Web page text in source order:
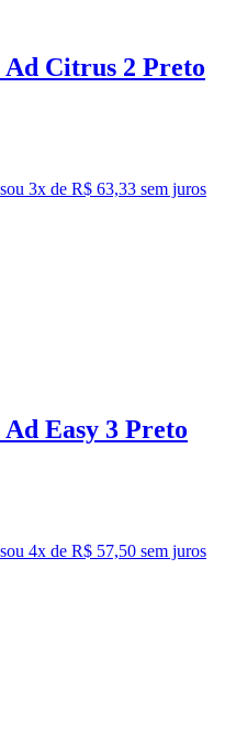
Citrus 2 Preto
ou 3x de R$ 63,33 sem juros
Easy 3 Preto
ou 4x de R$ 57,50 sem juros